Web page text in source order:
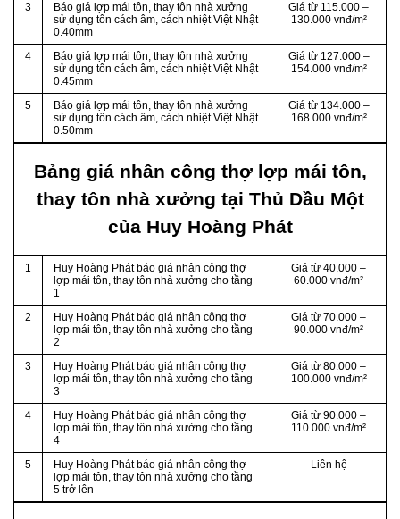
3
Báo giá lợp mái tôn, thay tôn nhà xưởng
sử dụng tôn cách âm, cách nhiệt Việt Nhật
0.40mm
Giá từ 115.000 –
130.000 vnđ/m²
4
Báo giá lợp mái tôn, thay tôn nhà xưởng
sử dụng tôn cách âm, cách nhiệt Việt Nhật
0.45mm
Giá từ 127.000 –
154.000 vnđ/m²
5
Báo giá lợp mái tôn, thay tôn nhà xưởng
sử dụng tôn cách âm, cách nhiệt Việt Nhật
0.50mm
Giá từ 134.000 –
168.000 vnđ/m²
Bảng giá nhân công thợ lợp mái tôn,
thay tôn nhà xưởng tại Thủ Dầu Một
của Huy Hoàng Phát
1
Huy Hoàng Phát báo giá nhân công thợ
lợp mái tôn, thay tôn nhà xưởng cho tầng
1
Giá từ 40.000 –
60.000 vnđ/m²
2
Huy Hoàng Phát báo giá nhân công thợ
lợp mái tôn, thay tôn nhà xưởng cho tầng
2
Giá từ 70.000 –
90.000 vnđ/m²
3
Huy Hoàng Phát báo giá nhân công thợ
lợp mái tôn, thay tôn nhà xưởng cho tầng
3
Giá từ 80.000 –
100.000 vnđ/m²
4
Huy Hoàng Phát báo giá nhân công thợ
lợp mái tôn, thay tôn nhà xưởng cho tầng
4
Giá từ 90.000 –
110.000 vnđ/m²
5
Huy Hoàng Phát báo giá nhân công thợ
lợp mái tôn, thay tôn nhà xưởng cho tầng
5 trở lên
Liên hệ